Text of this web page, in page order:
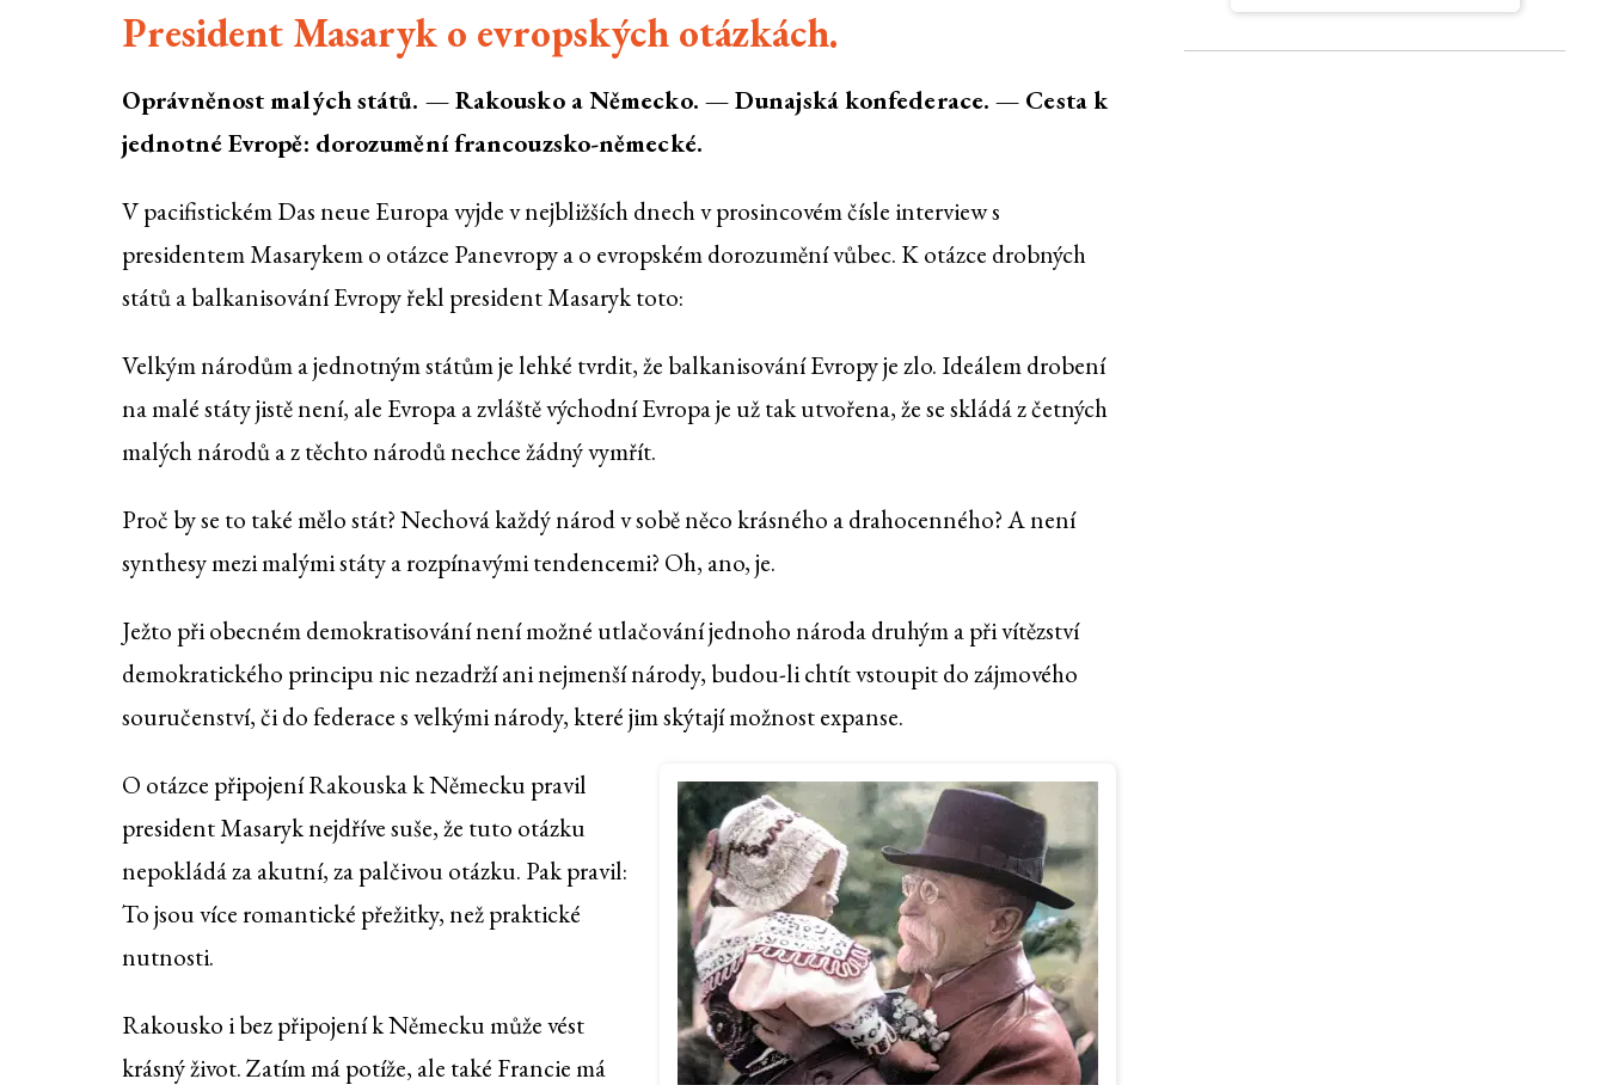
President Masaryk o evropských otázkách.
Oprávněnost malých států. — Rakousko a Německo. — Dunajská konfederace. — Cesta k
jednotné Evropě: dorozumění francouzsko-německé.
V pacifistickém Das neue Europa vyjde v nejbližších dnech v prosincovém čísle interview s
presidentem Masarykem o otázce Panevropy a o evropském dorozumění vůbec. K otázce drobných
států a balkanisování Evropy řekl president Masaryk toto:
Velkým národům a jednotným státům je lehké tvrdit, že balkanisování Evropy je zlo. Ideálem drobení
na malé státy jistě není, ale Evropa a zvláště východní Evropa je už tak utvořena, že se skládá z četných
malých národů a z těchto národů nechce žádný vymřít.
Proč by se to také mělo stát? Nechová každý národ v sobě něco krásného a drahocenného? A není
synthesy mezi malými státy a rozpínavými tendencemi? Oh, ano, je.
Ježto při obecném demokratisování není možné utlačování jednoho národa druhým a při vítězství
demokratického principu nic nezadrží ani nejmenší národy, budou-li chtít vstoupit do zájmového
souručenství, či do federace s velkými národy, které jim skýtají možnost expanse.
O otázce připojení Rakouska k Německu pravil
president Masaryk nejdříve suše, že tuto otázku
nepokládá za akutní, za palčivou otázku. Pak pravil:
To jsou více romantické přežitky, než praktické
nutnosti.
Rakousko i bez připojení k Německu může vést
krásný život. Zatím má potíže, ale také Francie má